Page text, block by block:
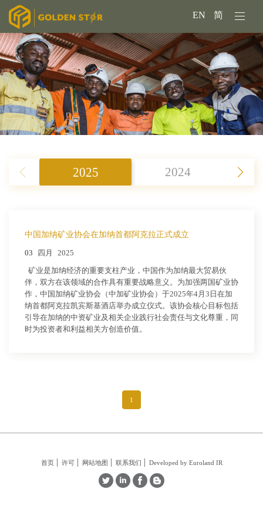
EN 简
2025 2024
中国加纳矿业协会在加纳首都阿克拉正式成立
03 四月 2025
矿业是加纳经济的重要支柱产业，中国作为加纳最大贸易伙
伴，双方在该领域的合作具有重要战略意义。为加强两国矿业协
作，中国加纳矿业协会（中加矿业协会）于2025年4月3日在加
纳首都阿克拉凯宾斯基酒店举办成立仪式。该协会核心目标包括
引导在加纳的中资矿业及相关企业践行社会责任与文化尊重，同
时为投资者和利益相关方创造价值。
1
首页 许可 网站地图 联系我们 Developed by Euroland IR